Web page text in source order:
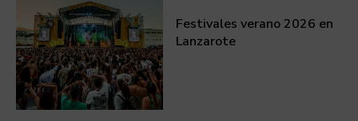
Festivales verano 2026 en
Lanzarote